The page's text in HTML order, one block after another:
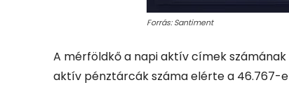
Forrás: Santiment
A mérföldkő a napi aktív címek
aktív pénztárcák száma elérte a 46.767-